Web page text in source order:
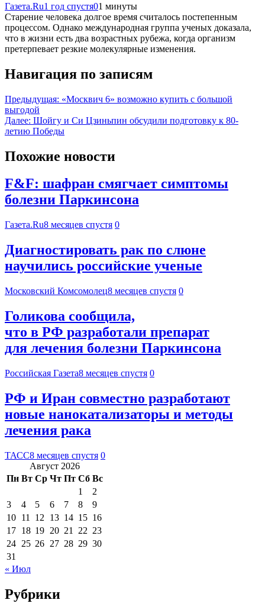
Газета.Ru1 год спустя01 минуты
Старение человека долгое время считалось постепенным
процессом. Однако международная группа ученых доказала,
что в жизни есть два возрастных рубежа, когда организм
претерпевает резкие молекулярные изменения.
Навигация по записям
Предыдущая: «Москвич 6» возможно купить с большой
выгодой
Далее: Шойгу и Си Цзиньпин обсудили подготовку к 80-
летию Победы
Похожие новости
F&F: шафран смягчает симптомы
болезни Паркинсона
Газета.Ru8 месяцев спустя 0
Диагностировать рак по слюне
научились российские ученые
Московский Комсомолец8 месяцев спустя 0
Голикова сообщила,
что в РФ разработали препарат
для лечения болезни Паркинсона
Российская Газета8 месяцев спустя 0
РФ и Иран совместно разработают
новые нанокатализаторы и методы
лечения рака
ТАСС8 месяцев спустя 0
Август 2026
Пн Вт Ср Чт Пт Сб Вс
1
2
3
4 5 6 7 8
9
10 11 12 13 14 15 16
17 18 19 20 21 22 23
24 25 26 27 28 29 30
31
« Июл
Рубрики